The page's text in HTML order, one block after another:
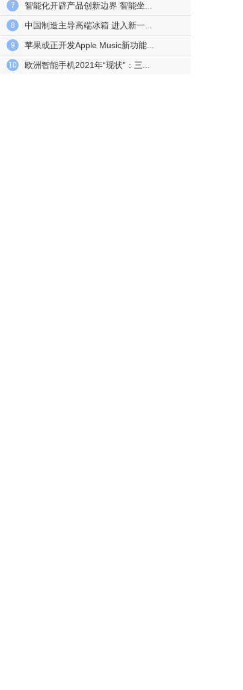
7 智能化开辟产品创新边界 智能坐...
8 中国制造主导高端冰箱 进入新一...
9 苹果或正开发Apple Music新功能...
10 欧洲智能手机2021年“现状”：三...